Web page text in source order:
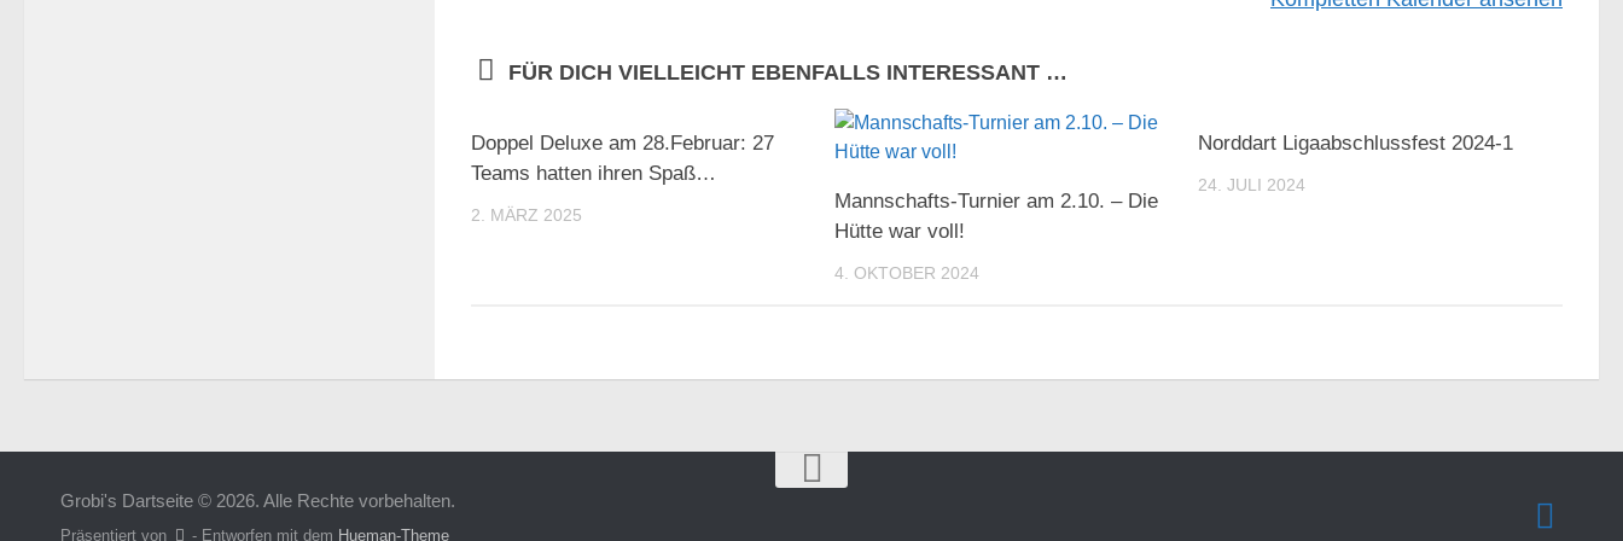
FÜR DICH VIELLEICHT EBENFALLS INTERESSANT …
Doppel Deluxe am 28.Februar: 27
Teams hatten ihren Spaß…
2. MÄRZ 2025
Mannschafts-Turnier am 2.10. – Die
Hütte war voll!
4. OKTOBER 2024
Norddart Ligaabschlussfest 2024-1
24. JULI 2024
Grobi's Dartseite © 2026. Alle Rechte vorbehalten.
Präsentiert von - Entworfen mit dem Hueman-Theme